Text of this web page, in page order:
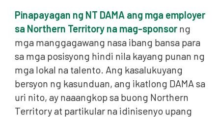
Pinapayagan ng NT DAMA ang mga employer
sa Northern Territory na mag-sponsor ng
mga manggagawang nasa ibang bansa para
sa mga posisyong hindi nila kayang punan ng
mga lokal na talento. Ang kasalukuyang
bersyon ng kasunduan, ang ikatlong DAMA sa
uri nito, ay naaangkop sa buong Northern
Territory at partikular na idinisenyo upang